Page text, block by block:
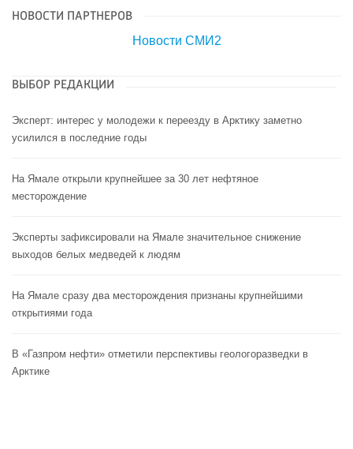
НОВОСТИ ПАРТНЕРОВ
Новости СМИ2
ВЫБОР РЕДАКЦИИ
Эксперт: интерес у молодежи к переезду в Арктику заметно
усилился в последние годы
На Ямале открыли крупнейшее за 30 лет нефтяное
месторождение
Эксперты зафиксировали на Ямале значительное снижение
выходов белых медведей к людям
На Ямале сразу два месторождения признаны крупнейшими
открытиями года
В «Газпром нефти» отметили перспективы геологоразведки в
Арктике